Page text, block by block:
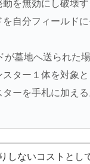
を無効にし破壊す
自分フィールド
が墓地へ送られた
ター１体を対象
ーを手札に加える
しないコストとし